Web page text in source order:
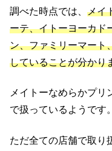
調べた時点では、 メイ
ーテ、イトーヨーカド
ン、ファミリーマート
していることが分かり
メイトーなめらかプリ
で扱っているようです。
ただ全ての店舗で取り